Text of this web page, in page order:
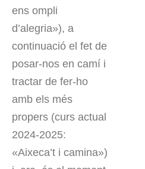
ens ompli
d’alegria»), a
continuació el fet de
posar-nos en camí i
tractar de fer-ho
amb els més
propers (curs actual
2024-2025:
«Aixeca’t i camina»)